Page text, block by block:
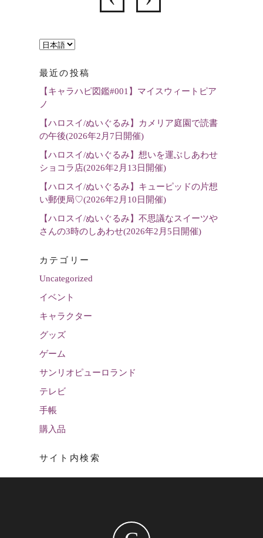
言
を
選
最近の投稿
【キャラハピ図鑑#001】マイスウィートピア
ノ
【ハロスイ/ぬいぐるみ】カメリア庭園で読書
の午後(2026年2月7日開催)
【ハロスイ/ぬいぐるみ】想いを運ぶしあわせ
ショコラ店(2026年2月13日開催)
【ハロスイ/ぬいぐるみ】キューピッドの片想
い郵便局♡(2026年2月10日開催)
【ハロスイ/ぬいぐるみ】不思議なスイーツや
さんの3時のしあわせ(2026年2月5日開催)
カテゴリー
Uncategorized
イベント
キャラクター
グッズ
ゲーム
サンリオピューロランド
テレビ
手帳
購入品
サイト内検索